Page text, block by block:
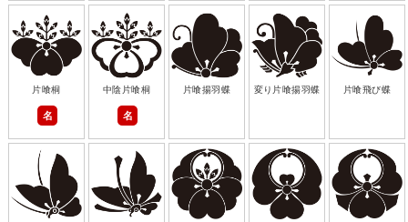
片喰桐
名
中陰片喰桐
名
片喰揚羽蝶 変り片喰揚羽蝶 片喰飛び蝶